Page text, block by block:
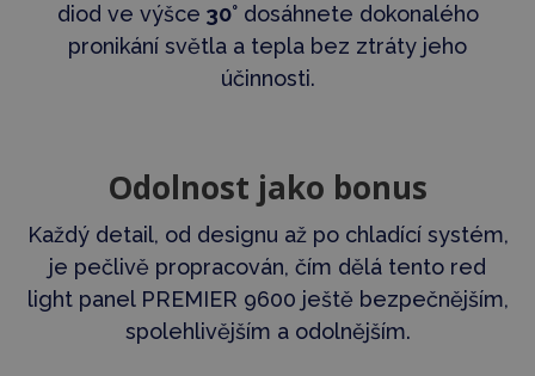
diod ve výšce 30°dosáhnete dokonalého
pronikání světla a tepla bez ztráty jeho
účinnosti.
Odolnost jako bonus
Každý detail, od designu až po chladící systém,
je pečlivě propracován, čím dělá tento red
light panel PREMIER 9600 ještě bezpečnějším,
spolehlivějším a odolnějším.